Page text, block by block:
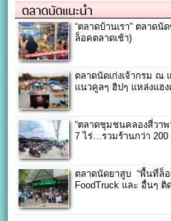
ตลาดนัดแนะนำ
“ตลาดบ้านเรา” ตลาด
ล็อคตลาดเช้า)
ตลาดนัดเก่งเจ้ากรม ณ
แนวคูลๆ ฮิปๆ แหล่งแฮง
“ตลาดชุมชนคลองสี่วา
7 ไร่…รวมร้านกว่า 200
ตลาดนัด​ยาสูบ​ “พื้นที่ล็
FoodTruck และ อื่นๆ